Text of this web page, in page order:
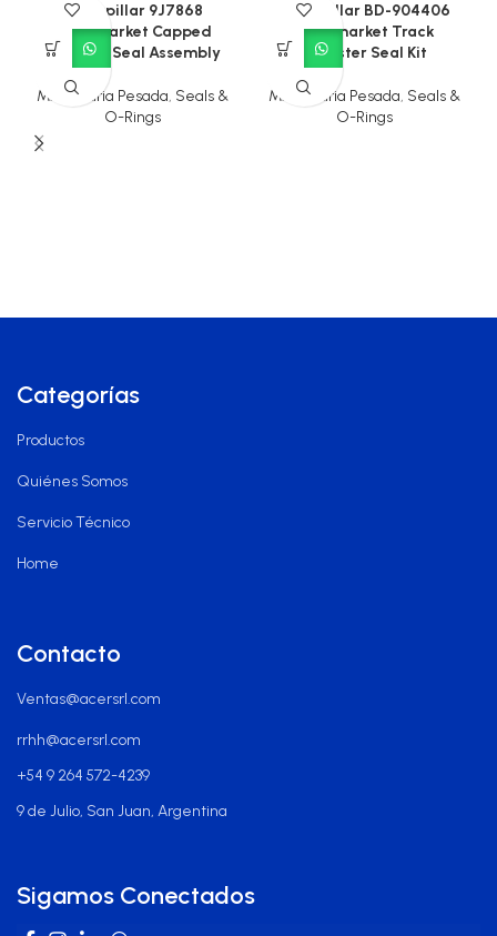
Caterpillar 9J7868
Aftermarket Capped
Piston T-Seal Assembly
Maquinaria Pesada, Seals &
O-Rings
Caterpillar BD-904406
Aftermarket Track
Adjuster Seal Kit
Maquinaria Pesada, Seals &
O-Rings
Categorías
Productos
Quiénes Somos
Servicio Técnico
Home
Contacto
Ventas@acersrl.com
rrhh@acersrl.com
+54 9 264 572-4239
9 de Julio, San Juan, Argentina
Sigamos Conectados